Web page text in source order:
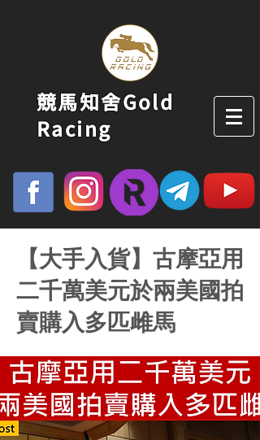
競馬知舍Gold
Racing
【大手入貨】古摩亞用
二千萬美元於兩美國拍
賣購入多匹雌馬